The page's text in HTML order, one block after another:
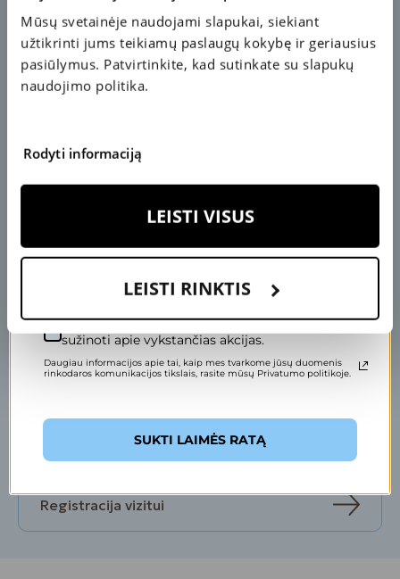
Mūsų svetainėje naudojami slapukai, siekiant
užtikrinti jums teikiamų paslaugų kokybę ir geriausius
pasiūlymus. Patvirtinkite, kad sutinkate su slapukų
naudojimo politika.
Rodyti informaciją
LEISTI VISUS
LEISTI RINKTIS
Nelaukite eilėse
specialisto konsultacijos
Užsiregistruokite ir ženkite žingsnį kokybiškesnio
gyvenimo link
Registracija vizitui
KUPONAS
M
A
IS
T
O
P
A
P
IL
D
A
I
A
K
IM
S
Įveskite savo el. pašto adresą, kad pasuktumėte ratą.
Sutinku gauti specialius pasiūlymus ir pirmas
sužinoti apie vykstančias akcijas.
Daugiau informacijos apie tai, kaip mes tvarkome jūsų duomenis
rinkodaros komunikacijos tikslais, rasite mūsų Privatumo politikoje.
SUKTI LAIMĖS RATĄ